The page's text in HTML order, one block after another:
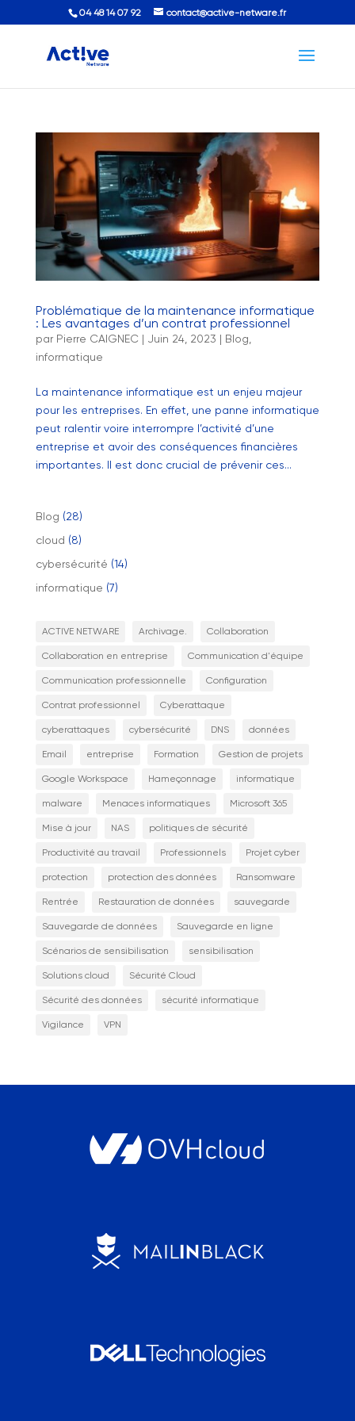
04 48 14 07 92 contact@active-netware.fr
Problématique de la maintenance informatique
: Les avantages d’un contrat professionnel
par Pierre CAIGNEC | Juin 24, 2023 | Blog,
informatique
La maintenance informatique est un enjeu majeur
pour les entreprises. En effet, une panne informatique
peut ralentir voire interrompre l’activité d’une
entreprise et avoir des conséquences financières
importantes. Il est donc crucial de prévenir ces...
Blog (28)
cloud (8)
cybersécurité (14)
informatique (7)
ACTIVE NETWARE Archivage. Collaboration
Collaboration en entreprise Communication d'équipe
Communication professionnelle Configuration
Contrat professionnel Cyberattaque
cyberattaques cybersécurité DNS données
Email entreprise Formation Gestion de projets
Google Workspace Hameçonnage informatique
malware Menaces informatiques Microsoft 365
Mise à jour NAS politiques de sécurité
Productivité au travail Professionnels Projet cyber
protection protection des données Ransomware
Rentrée Restauration de données sauvegarde
Sauvegarde de données Sauvegarde en ligne
Scénarios de sensibilisation sensibilisation
Solutions cloud Sécurité Cloud
Sécurité des données sécurité informatique
Vigilance VPN